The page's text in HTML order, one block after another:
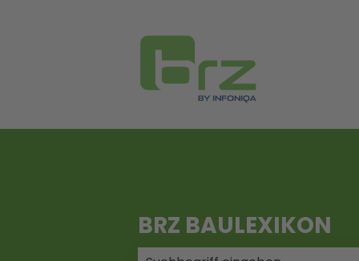
BRZ BAULEXIKON